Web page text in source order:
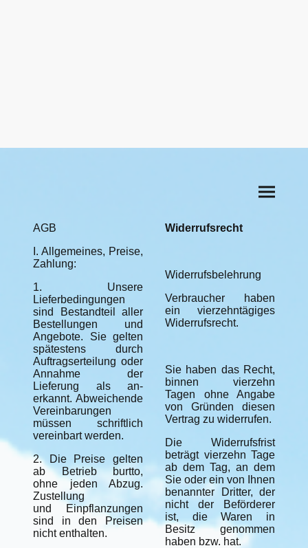
AGB
I. Allgemeines, Preise,
Zahlung:
1. Unsere
Lieferbedingungen
sind Bestandteil aller
Bestellungen und
Angebote. Sie gelten
spätestens durch
Auftragserteilung oder
Annahme der
Lieferung als an-
erkannt. Abweichende
Vereinbarungen
müssen schriftlich
vereinbart werden.
2. Die Preise gelten
ab Betrieb burtto,
ohne jeden Abzug.
Zustellung
und Einpflanzungen
sind in den Preisen
nicht enthalten.
Widerrufsrecht
Widerrufsbelehrung
Verbraucher haben
ein vierzehntägiges
Widerrufsrecht.
Sie haben das Recht,
binnen vierzehn
Tagen ohne Angabe
von Gründen diesen
Vertrag zu widerrufen.
Die Widerrufsfrist
beträgt vierzehn Tage
ab dem Tag, an dem
Sie oder ein von Ihnen
benannter Dritter, der
nicht der Beförderer
ist, die Waren in
Besitz genommen
haben bzw. hat.